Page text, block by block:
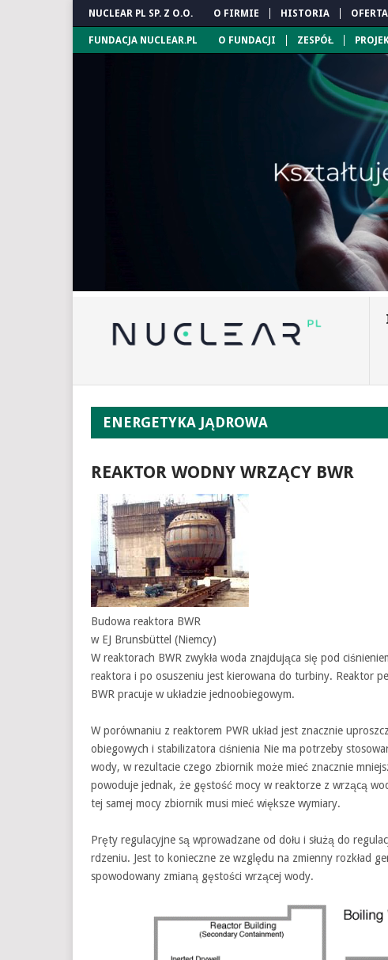
NUCLEAR PL SP. Z O.O. O FIRMIE HISTORIA OFERTA
FUNDACJA NUCLEAR.PL O FUNDACJI ZESPÓŁ
ENERGETYKA JĄDROWA
REAKTOR WODNY WRZĄCY BWR
Budowa reaktora BWR
w EJ Brunsbüttel (Niemcy)
W reaktorach BWR zwykła woda znajdująca się pod
reaktora i po osuszeniu jest kierowana do turbiny. Reaktor
BWR pracuje w układzie jednoobiegowym.
W porównaniu z reaktorem PWR układ jest znacznie
obiegowych i stabilizatora ciśnienia Nie ma potrzeby
wody, w rezultacie czego zbiornik może mieć znacznie
powoduje jednak, że gęstość mocy w reaktorze z wrzącą
tej samej mocy zbiornik musi mieć większe wymiary.
Pręty regulacyjne są wprowadzane od dołu i służą do
rdzeniu. Jest to konieczne ze względu na zmienny rozkład
spowodowany zmianą gęstości wrzącej wody.